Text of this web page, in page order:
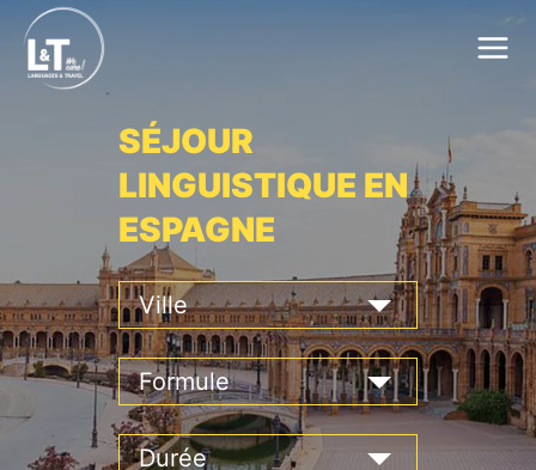
SÉJOUR
LINGUISTIQUE EN
ESPAGNE